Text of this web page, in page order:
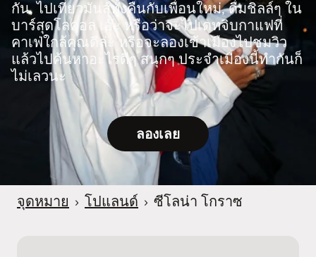
กัน, ไปเที่ยวมันส์ทั้งคืนกับเพื่อนใหม่, ดื่มชิลล์ๆ ใน
บาร์สุดโลคอล เอ๊ะ หรือว่าจะไปเดทจิบกาแฟที่
คาเฟ่ใกล้คุณดีล่ะ หรือจะลองเข้าเมืองไปชมวิว
แล้วไปค้นหาอะไรดีๆ สนุกๆ ประจำเมืองนี้ทำกันก็
ไม่เลวนะ
ลองเลย
จุดหมาย › โปแลนด์ › ซีโลน่า โกราซ